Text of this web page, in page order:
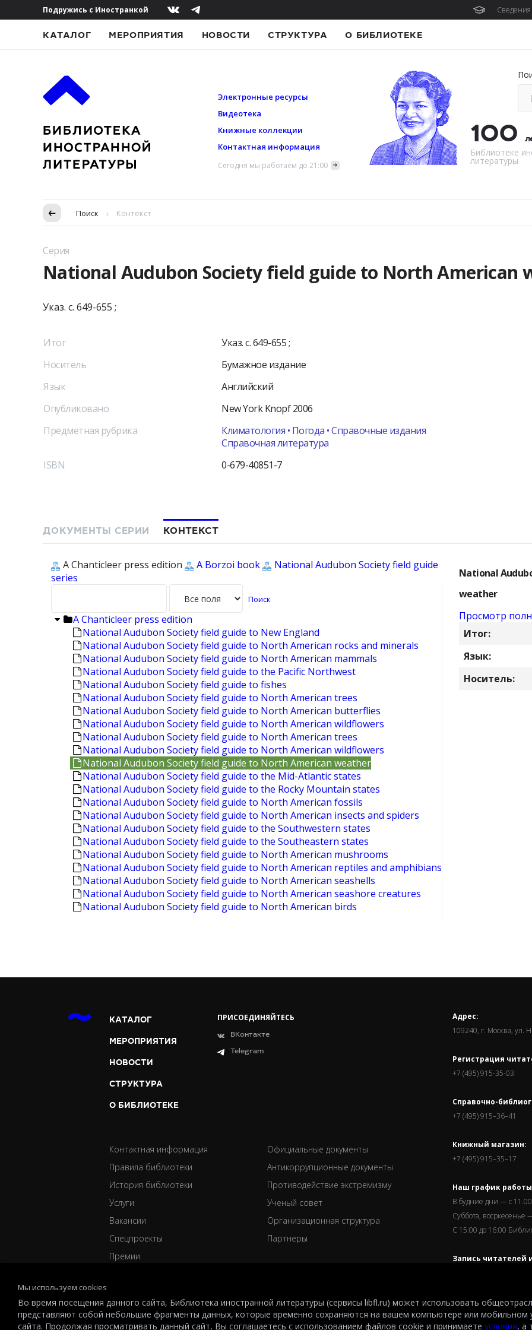
Подружись с Иностранкой Сведения
КАТАЛОГ МЕРОПРИЯТИЯ НОВОСТИ СТРУКТУРА О БИБЛИОТЕКЕ
Электронные ресурсы
Видеотека
Книжные коллекции
Контактная информация
Сегодня мы работаем до 21:00
100
Библиотеке
литературы
Пропуск в контексте
Поиск Контекст
Серия
National Audubon Society field guide to North American
Указ. с. 649-655 ;
Итог
Указ. с. 649-655 ;
Носитель
Бумажное издание
Язык
Английский
Опубликовано
New York Knopf 2006
Предметная рубрика
Климатология • Погода • Справочные издания
Справочная литература
ISBN
0-679-40851-7
ДОКУМЕНТЫ СЕРИИ КОНТЕКСТ
A Chanticleer press edition A Borzoi book
National Audubon Society field guide
series
A Chanticleer press edition
National Audubon Society field guide to New England
National Audubon Society field guide to North American rocks and minerals
National Audubon Society field guide to North American mammals
National Audubon Society field guide to the Pacific Northwest
National Audubon Society field guide to fishes
National Audubon Society field guide to North American trees
National Audubon Society field guide to North American butterflies
National Audubon Society field guide to North American wildflowers
National Audubon Society field guide to North American trees
National Audubon Society field guide to North American wildflowers
National Audubon Society field guide to North American weather
National Audubon Society field guide to the Mid-Atlantic states
National Audubon Society field guide to the Rocky Mountain states
National Audubon Society field guide to North American fossils
National Audubon Society field guide to North American insects and spiders
National Audubon Society field guide to the Southwestern states
National Audubon Society field guide to the Southeastern states
National Audubon Society field guide to North American mushrooms
National Audubon Society field guide to North American reptiles and amphibians
National Audubon Society field guide to North American seashells
National Audubon Society field guide to North American seashore creatures
National Audubon Society field guide to North American birds
National
weather
Просмотр
Итог:
Язык:
Носитель:
КАТАЛОГ
МЕРОПРИЯТИЯ
НОВОСТИ
СТРУКТУРА
О БИБЛИОТЕКЕ
ПРИСОЕДИНЯЙТЕСЬ
ВКонтакте
Telegram
Контактная информация
Правила библиотеки
История библиотеки
Услуги
Вакансии
Спецпроекты
Премии
Официальные документы
Антикоррупционные документы
Противодействие экстремизму
Ученый совет
Организационная структура
Партнеры
Адрес:
109240, г. Москва, ул.
Регистрация
+7 (495) 915-35-03
Справочно-
+7 (495) 915–36–41
Книжный магазин:
+7 (495) 915–35–17
Наш график
В будние дни — с
Суббота, восркесенье
С 15:00 до 16:00
Запись читателей
© 2026 All-Russian State Library for Foreign Literature named after M.I.Rudomino.The entire content of this website is protected by copyright and
Мы используем cookies
Во время посещения данного сайта, Библиотека иностранной литературы (сервисы libfl.ru) может использовать
представляют собой небольшие фрагменты данных, которые временно сохраняются на вашем компьютере или
сайта. Продолжая просматривать данный сайт, Вы соглашаетесь с использованием файлов cookie и принимаете условия, а